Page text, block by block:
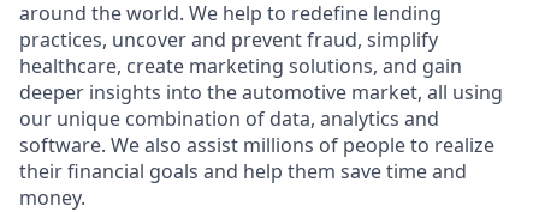
around the world. We help to redefine lending
practices, uncover and prevent fraud, simplify
healthcare, create marketing solutions, and gain
deeper insights into the automotive market, all using
our unique combination of data, analytics and
software. We also assist millions of people to realize
their financial goals and help them save time and
money.